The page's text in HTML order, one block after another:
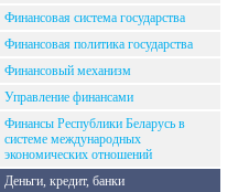
Финансовая система государства
Финансовая политика государства
Финансовый механизм
Управление финансами
Финансы Республики Беларусь в
системе международных
экономических отношений
Деньги, кредит, банки